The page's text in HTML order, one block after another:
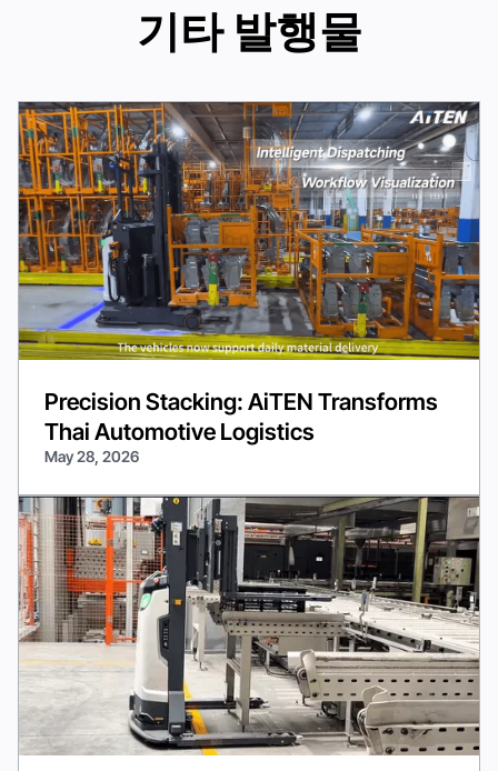
기타 발행물
Precision Stacking: AiTEN Transforms
Thai Automotive Logistics
May 28, 2026